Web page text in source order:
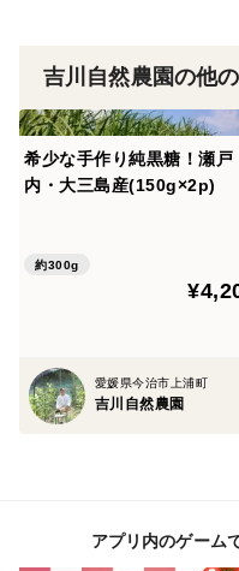
吉川自然農園の他
希少な手作り純黒糖！瀬戸
内・大三島産(150g×2p)
約300g
愛媛県今治市上浦町
吉川自然農園
アプリ内のゲーム